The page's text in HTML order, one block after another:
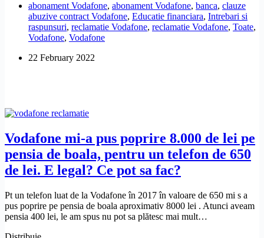
a
facut
un
abonament
plus,
pot
fac?
abonament Vodafone, abonament Vodafone, banca, clauze
abuzive contract Vodafone, Educatie financiara, Intrebari si
raspunsuri, reclamatie Vodafone, reclamatie Vodafone, Toate,
Vodafone, Vodafone
22 February 2022
Vodafone mi-a pus poprire 8.000 de lei pe
pensia de boala, pentru un telefon de 650
de lei. E legal? Ce pot sa fac?
Pt un telefon luat de la Vodafone în 2017 în valoare de 650 mi s a
pus poprire pe pensia de boala aproximativ 8000 lei . Atunci aveam
pensia 400 lei, le am spus nu pot sa plătesc mai mult…